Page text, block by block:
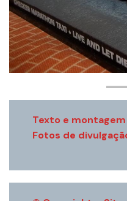
Texto e
Fotos de